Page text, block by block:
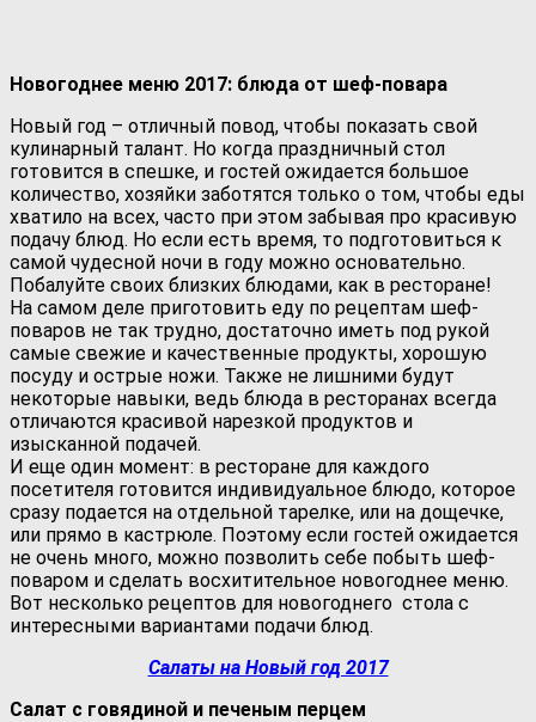
Новогоднее меню 2017: блюда от шеф-повара
Новый год – отличный повод, чтобы показать свой
кулинарный талант. Но когда праздничный стол
готовится в спешке, и гостей ожидается большое
количество, хозяйки заботятся только о том, чтобы еды
хватило на всех, часто при этом забывая про красивую
подачу блюд. Но если есть время, то подготовиться к
самой чудесной ночи в году можно основательно.
Побалуйте своих близких блюдами, как в ресторане!
На самом деле приготовить еду по рецептам шеф-
поваров не так трудно, достаточно иметь под рукой
самые свежие и качественные продукты, хорошую
посуду и острые ножи. Также не лишними будут
некоторые навыки, ведь блюда в ресторанах всегда
отличаются красивой нарезкой продуктов и
изысканной подачей.
И еще один момент: в ресторане для каждого
посетителя готовится индивидуальное блюдо, которое
сразу подается на отдельной тарелке, или на дощечке,
или прямо в кастрюле. Поэтому если гостей ожидается
не очень много, можно позволить себе побыть шеф-
поваром и сделать восхитительное новогоднее меню.
Вот несколько рецептов для новогоднего стола с
интересными вариантами подачи блюд.
Салаты на Новый год 2017
Салат с говядиной и печеным перцем